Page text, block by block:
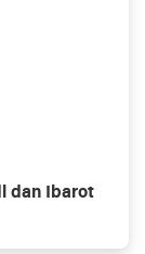
dan Ibarot